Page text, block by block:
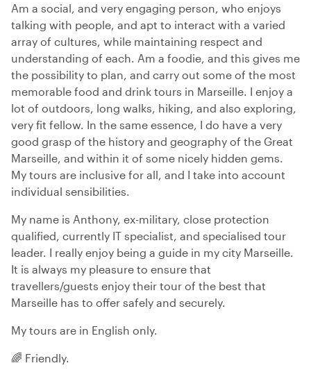
Am a social, and very engaging person, who enjoys
talking with people, and apt to interact with a varied
array of cultures, while maintaining respect and
understanding of each. Am a foodie, and this gives me
the possibility to plan, and carry out some of the most
memorable food and drink tours in Marseille. I enjoy a
lot of outdoors, long walks, hiking, and also exploring,
very fit fellow. In the same essence, I do have a very
good grasp of the history and geography of the Great
Marseille, and within it of some nicely hidden gems.
My tours are inclusive for all, and I take into account
individual sensibilities.
My name is Anthony, ex-military, close protection
qualified, currently IT specialist, and specialised tour
leader. I really enjoy being a guide in my city Marseille.
It is always my pleasure to ensure that
travellers/guests enjoy their tour of the best that
Marseille has to offer safely and securely.
My tours are in English only.
🌈 Friendly.